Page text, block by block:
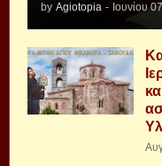
by Agiotopia - Ιουνίου